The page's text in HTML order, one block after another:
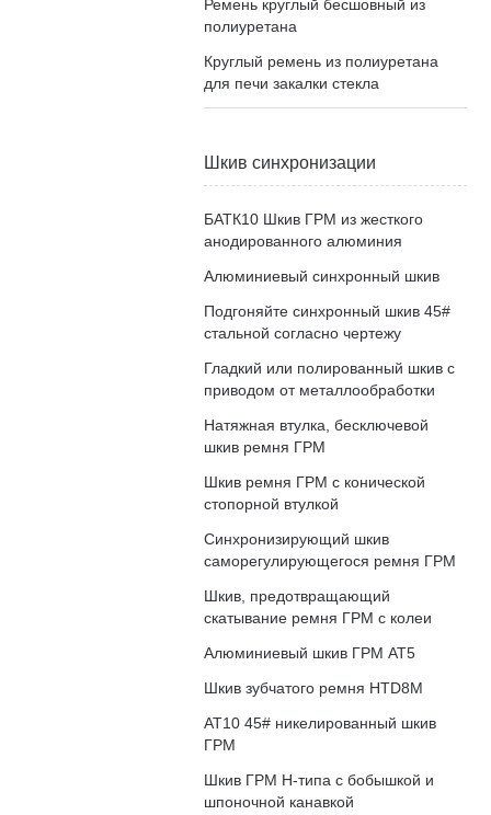
Ремень круглый бесшовный из
полиуретана
Круглый ремень из полиуретана
для печи закалки стекла
Шкив синхронизации
БАТК10 Шкив ГРМ из жесткого
анодированного алюминия
Алюминиевый синхронный шкив
Подгоняйте синхронный шкив 45#
стальной согласно чертежу
Гладкий или полированный шкив с
приводом от металлообработки
Натяжная втулка, бесключевой
шкив ремня ГРМ
Шкив ремня ГРМ с конической
стопорной втулкой
Синхронизирующий шкив
саморегулирующегося ремня ГРМ
Шкив, предотвращающий
скатывание ремня ГРМ с колеи
Алюминиевый шкив ГРМ АТ5
Шкив зубчатого ремня HTD8M
АТ10 45# никелированный шкив
ГРМ
Шкив ГРМ H-типа с бобышкой и
шпоночной канавкой